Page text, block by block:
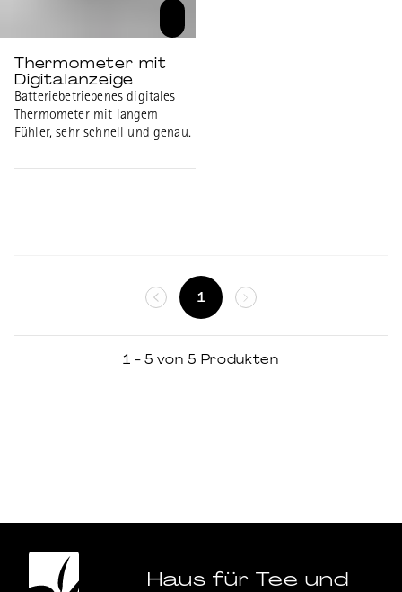
Thermometer mit
Digitalanzeige
Batteriebetriebenes digitales
Thermometer mit langem
Fühler, sehr schnell und genau.
1
1 - 5 von 5 Produkten
Haus für Tee und